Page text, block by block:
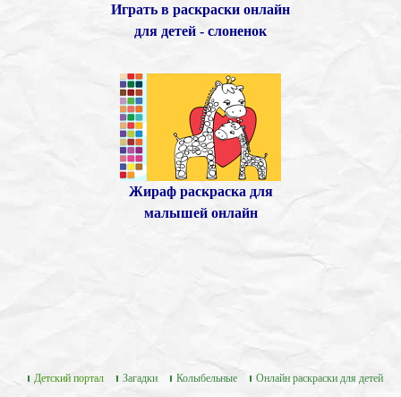
Играть в раскраски онлайн
для детей - слоненок
Жираф раскраска для
малышей онлайн
Детский портал Загадки Колыбельные Онлайн раскраски для детей